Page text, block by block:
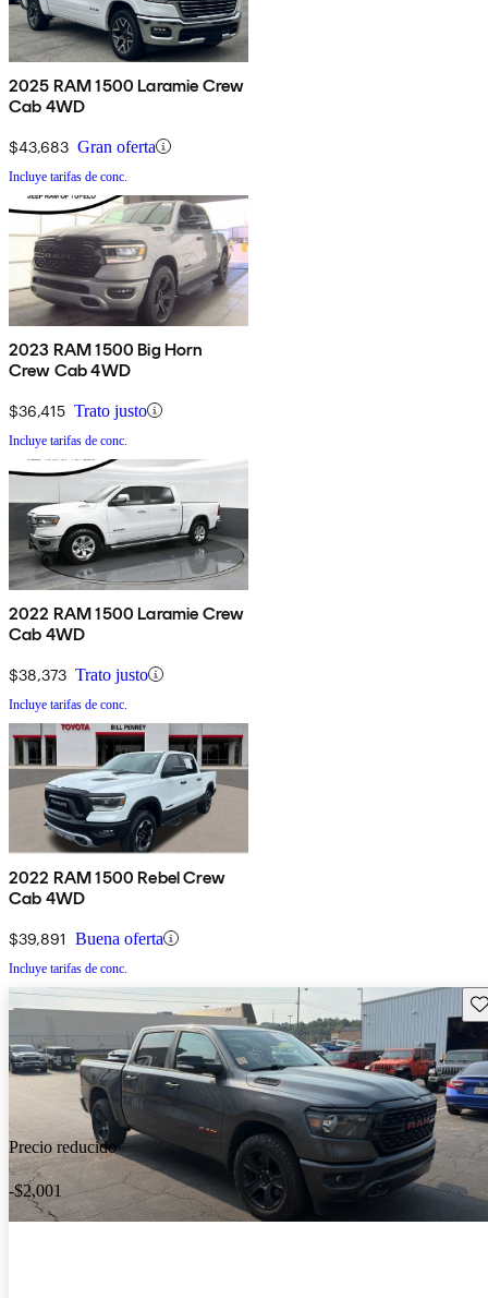
2025 RAM 1500 Laramie Crew
Cab 4WD
$43,683 Gran oferta
Incluye tarifas de conc.
2023 RAM 1500 Big Horn
Crew Cab 4WD
$36,415 Trato justo
Incluye tarifas de conc.
2022 RAM 1500 Laramie Crew
Cab 4WD
$38,373 Trato justo
Incluye tarifas de conc.
2022 RAM 1500 Rebel Crew
Cab 4WD
$39,891 Buena oferta
Incluye tarifas de conc.
Precio reducido
-$2,001